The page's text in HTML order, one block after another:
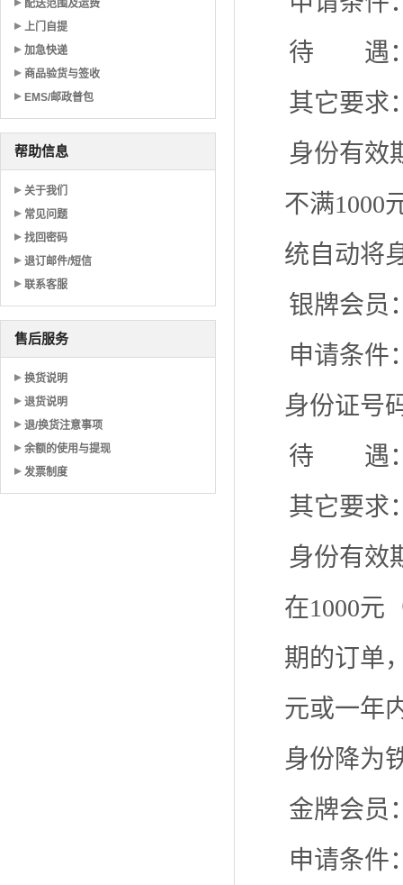
待 遇：
其它要求
身份有效
不满1000
统自动将
银牌会员
申请条件
身份证号
待 遇：
其它要求
身份有效
在1000元
期的订单
元或一年
身份降为
金牌会员
申请条件
配送范围及运费
上门自提
加急快递
商品验货与签收
EMS/邮政普包
帮助信息
关于我们
常见问题
找回密码
退订邮件/短信
联系客服
售后服务
换货说明
退货说明
退/换货注意事项
余额的使用与提现
发票制度